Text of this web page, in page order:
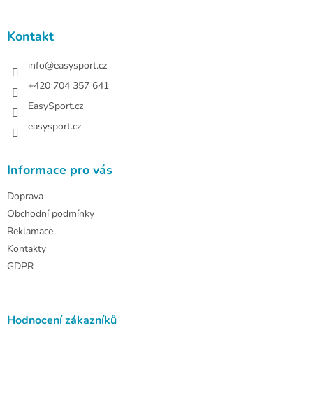
Kontakt
info@easysport.cz
+420 704 357 641
EasySport.cz
easysport.cz
Informace pro vás
Doprava
Obchodní podmínky
Reklamace
Kontakty
GDPR
Hodnocení zákazníků